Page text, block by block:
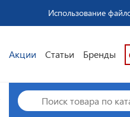
Использование
Акции Статьи Бренды